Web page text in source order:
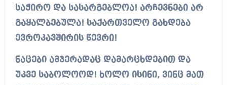
საჭირო და სასარგებლოა! არჩევნები არ
გაყალბებულა! საქართველო გახდება
ევროკავშირის წევრი!
ნაცები ამჯერადაც დამარცხდებით და
უკვე საბოლოოდ! ხოლო ისინი, ვინც მათ